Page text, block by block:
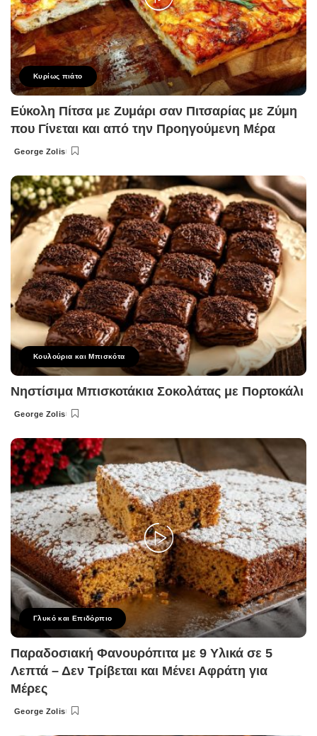
Κυρίως πιάτο
Εύκολη Πίτσα με Ζυμάρι σαν Πιτσαρίας με Ζύμη
που Γίνεται και από την Προηγούμενη Μέρα
Posted
George Zolis
Κουλούρια και Μπισκότα
Νηστίσιμα Μπισκοτάκια Σοκολάτας με Πορτοκάλι
Posted
George Zolis
Γλυκό και Επιδόρπιο
Παραδοσιακή Φανουρόπιτα με 9 Υλικά σε 5
Λεπτά – Δεν Τρίβεται και Μένει Αφράτη για
Μέρες
Posted
George Zolis